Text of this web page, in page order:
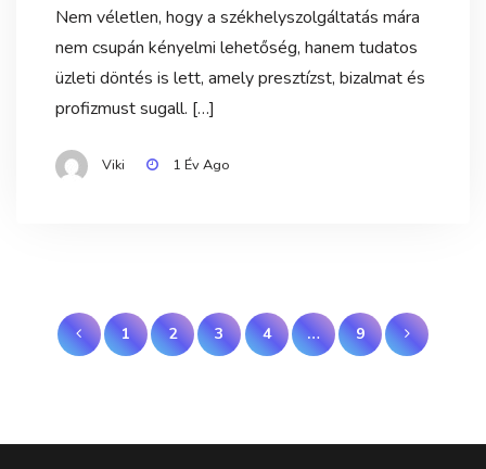
Nem véletlen, hogy a székhelyszolgáltatás mára
nem csupán kényelmi lehetőség, hanem tudatos
üzleti döntés is lett, amely presztízst, bizalmat és
profizmust sugall. […]
Viki 1 Év Ago
Bejegyzések
lapozása
1 2 3 4 … 9